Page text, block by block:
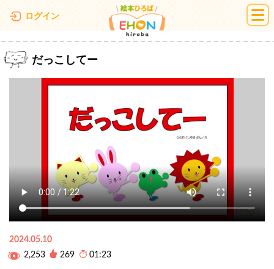
ログイン 絵本ひろば
だっこしてー
2024.05.10
2,253
269 01:23